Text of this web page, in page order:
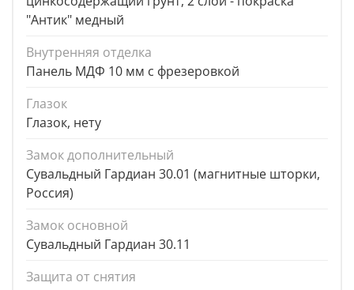
"Антик" медный
Внутренняя отделка
Панель МДФ 10 мм с фрезеровкой
Глазок
Глазок, нету
Замок дополнительный
Сувальдный Гардиан 30.01 (магнитные шторки,
Россия)
Замок основной
Сувальдный Гардиан 30.11
Защита от снятия